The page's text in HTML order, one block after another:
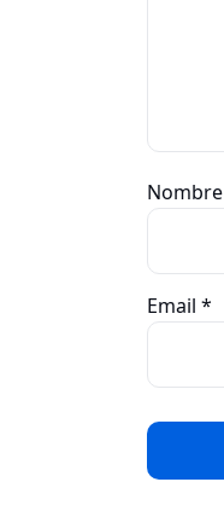
Nombre
Email *